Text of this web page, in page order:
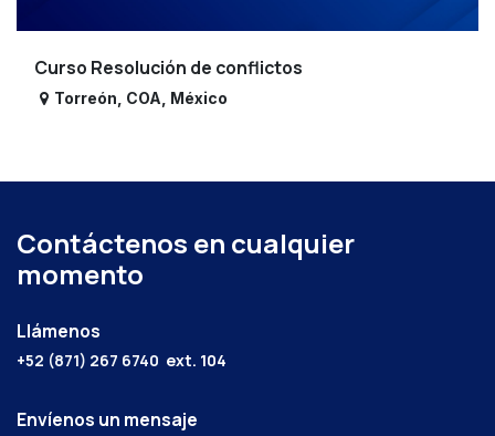
Curso Resolución de conflictos
Torreón COA México
Contáctenos en cualquier
momento
Llámenos
+52 (871) 267 6740 ext. 104
Envíenos un mensaje